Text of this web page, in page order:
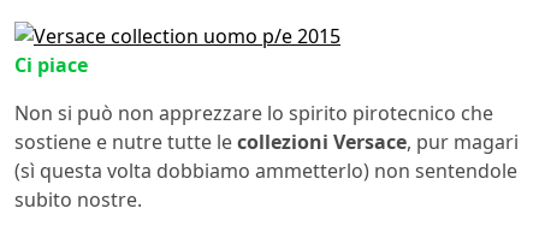
Ci piace
Non si può non apprezzare lo spirito pirotecnico che
sostiene e nutre tutte lecollezioni Versace, pur magari
(sì questa volta dobbiamo ammetterlo) non sentendole
subito nostre.